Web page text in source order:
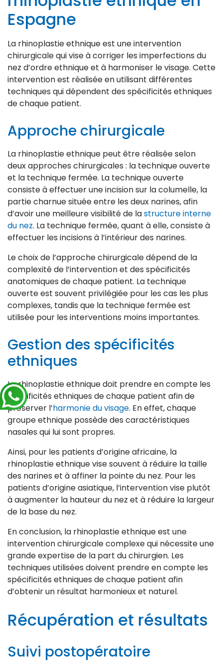
Espagne
La rhinoplastie ethnique est une intervention
chirurgicale qui vise à corriger les imperfections du
nez d’ordre ethnique et à harmoniser le visage. Cette
intervention est réalisée en utilisant différentes
techniques qui dépendent des spécificités ethniques
de chaque patient.
Approche chirurgicale
La rhinoplastie ethnique peut être réalisée selon
deux approches chirurgicales : la technique ouverte
et la technique fermée. La technique ouverte
consiste à effectuer une incision sur la columelle, la
partie charnue située entre les deux narines, afin
d’avoir une meilleure visibilité de lastructure interne
du nez. La technique fermée, quant à elle, consiste à
effectuer les incisions à l’intérieur des narines.
Le choix de l’approche chirurgicale dépend de la
complexité de l’intervention et des spécificités
anatomiques de chaque patient. La technique
ouverte est souvent privilégiée pour les cas les plus
complexes, tandis que la technique fermée est
utilisée pour les interventions moins importantes.
Gestion des spécificités
ethniques
La rhinoplastie ethnique doit prendre en compte les
spécificités ethniques de chaque patient afin de
préserver l’harmonie du visage. En effet, chaque
groupe ethnique possède des caractéristiques
nasales qui lui sont propres.
Ainsi, pour les patients d’origine africaine, la
rhinoplastie ethnique vise souvent à réduire la taille
des narines et à affiner la pointe du nez. Pour les
patients d’origine asiatique, l’intervention vise plutôt
à augmenter la hauteur du nez et à réduire la largeur
de la base du nez.
En conclusion, la rhinoplastie ethnique est une
intervention chirurgicale complexe qui nécessite une
grande expertise de la part du chirurgien. Les
techniques utilisées doivent prendre en compte les
spécificités ethniques de chaque patient afin
d’obtenir un résultat harmonieux et naturel.
Récupération et résultats
Suivi postopératoire